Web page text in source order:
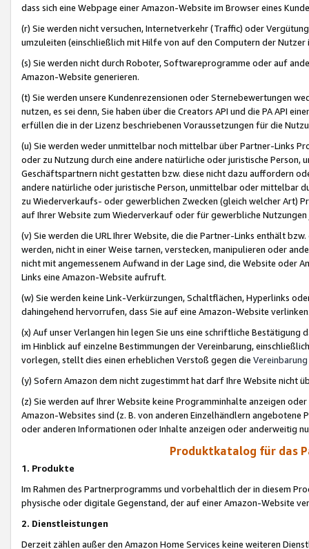
dass sich eine Webpage einer Amazon-Website im Browser eines
(r) Sie werden nicht versuchen, Internetverkehr (Traffic) oder
umzuleiten (einschließlich mit Hilfe von auf den Computern der
(s) Sie werden nicht durch Roboter, Softwareprogramme oder auf
Amazon-Website generieren.
(t) Sie werden unsere Kundenrezensionen oder Sternebewertungen
nutzen, es sei denn, Sie haben über die Creators API und die PA API
erfüllen die in der Lizenz beschriebenen Voraussetzungen für die
(u) Sie werden weder unmittelbar noch mittelbar über Partner-Links
oder zu Nutzung durch eine andere natürliche oder juristische
Geschäftspartnern nicht gestatten bzw. diese nicht dazu auffordern
andere natürliche oder juristische Person, unmittelbar oder mittelbar
zu Wiederverkaufs- oder gewerblichen Zwecken (gleich welcher Art)
auf Ihrer Website zum Wiederverkauf oder für gewerbliche
(v) Sie werden die URL Ihrer Website, die die Partner-Links enthält
werden, nicht in einer Weise tarnen, verstecken, manipulieren oder
nicht mit angemessenem Aufwand in der Lage sind, die Website oder
Links eine Amazon-Website aufruft.
(w) Sie werden keine Link-Verkürzungen, Schaltflächen, Hyperlinks
dahingehend hervorrufen, dass Sie auf eine Amazon-Website
(x) Auf unser Verlangen hin legen Sie uns eine schriftliche
im Hinblick auf einzelne Bestimmungen der Vereinbarung,
vorlegen, stellt dies einen erheblichen Verstoß gegen die Vereinbarung
(y) Sofern Amazon dem nicht zugestimmt hat darf Ihre Website nicht
(z) Sie werden auf Ihrer Website keine Programminhalte anzeigen
Amazon-Websites sind (z. B. von anderen Einzelhändlern
oder anderen Informationen oder Inhalte anzeigen oder anderweitig
Produktkatalog für das
1. Produkte
Im Rahmen des Partnerprogramms und vorbehaltlich der in diesem
physische oder digitale Gegenstand, der auf einer Amazon-Website
2. Dienstleistungen
Derzeit zählen außer den Amazon Home Services keine weiteren